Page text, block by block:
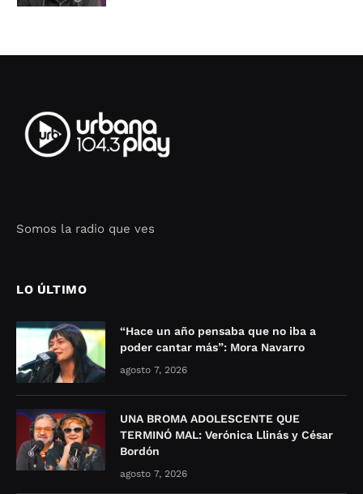
Somos la radio que ves
LO ÚLTIMO
“Hace un año pensaba que no iba a
poder cantar más”: Mora Navarro
agosto 7, 2026
UNA BROMA ADOLESCENTE QUE
TERMINÓ MAL: Verónica Llinás y César
Bordón
agosto 7, 2026